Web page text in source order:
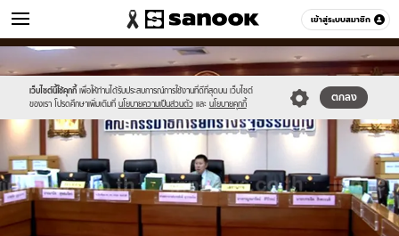
เข้าสู่ระบบสมาชิก
ข่าว หมวดอื่นๆ
เว็บไซต์นี้ใช้คุกกี้ เพื่อให้ท่านได้รับประสบการณ์การใช้งานที่ดีที่สุดบน เว็บไซต์
ของเรา โปรดศึกษาเพิ่มเติมที่ นโยบายความเป็นส่วนตัว และ นโยบายคุกกี้
ตกลง
Sanook
//s.isanook.com/sr/0/images/logo-
new-
sanook.png
600
60
//s.isanook.com/ns/0/ud/370/1850290/640071-
02.jpg